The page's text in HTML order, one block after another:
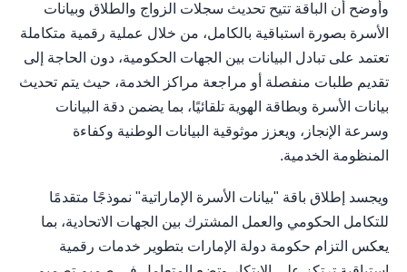
وأوضح أن الباقة تتيح تحديث سجلات الزواج والطلاق وبيانات
الأسرة بصورة استباقية بالكامل، من خلال عملية رقمية متكاملة
تعتمد على تبادل البيانات بين الجهات الحكومية، دون الحاجة إلى
تقديم طلبات منفصلة أو مراجعة مراكز الخدمة، حيث يتم تحديث
بيانات الأسرة وبطاقة الهوية تلقائيًا، بما يضمن دقة البيانات
وسرعة الإنجاز، ويعزز موثوقية البيانات الوطنية وكفاءة
المنظومة الخدمية.
ويجسد إطلاق باقة "بيانات الأسرة الإماراتية" نموذجًا متقدمًا
للتكامل الحكومي والعمل المشترك بين الجهات الاتحادية، بما
يعكس التزام حكومة دولة الإمارات بتطوير خدمات رقمية